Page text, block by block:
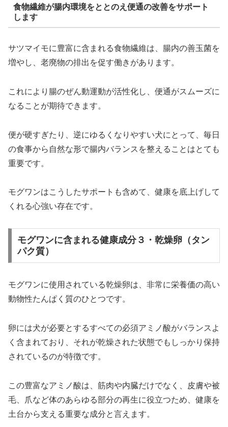
食物繊維が腸内環境をととのえ便通の改善をサポート
します
サツマイモに豊富に含まれる食物繊維は、腸内の善玉菌を
増やし、老廃物の排出を促す働きがあります。
これにより腸のぜん動運動が活性化し、便通がスムーズに
なることが期待できます。
便が硬すぎたり、逆にゆるくなりやすい犬にとって、毎日
の食事から自然な形で腸内バランスを整えることはとても
重要です。
モグワンはこうしたサポートも含めて、健康を底上げして
くれる心強い存在です。
モグワンに含まれる健康成分３・乾燥卵（タン
パク質）
モグワンに使用されている乾燥卵は、非常に栄養価の高い
動物性たんぱく質のひとつです。
卵には犬が必要とするすべての必須アミノ酸がバランスよ
く含まれており、それが乾燥された状態でもしっかり保持
されているのが特徴です。
この豊富なアミノ酸は、筋肉や内臓だけでなく、皮膚や被
毛、爪など体のあらゆる部分の再生に役立つため、健康を
土台から支える重要な成分と言えます。